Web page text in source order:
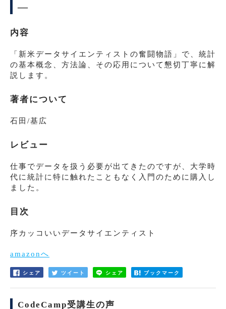
―
内容
「新米データサイエンティストの奮闘物語」で、統計
の基本概念、方法論、その応用について懇切丁寧に解
説します。
著者について
石田/基広
レビュー
仕事でデータを扱う必要が出てきたのですが、大学時
代に統計に特に触れたこともなく入門のために購入し
ました。
目次
序カッコいいデータサイエンティスト
amazonへ
シェア ツイート シェア ブックマーク
CodeCamp受講生の声